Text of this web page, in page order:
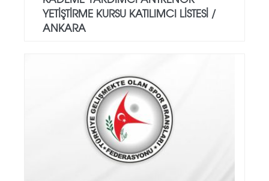
YETİŞTİRME KURSU KATILIMCI LİSTESİ /
ANKARA